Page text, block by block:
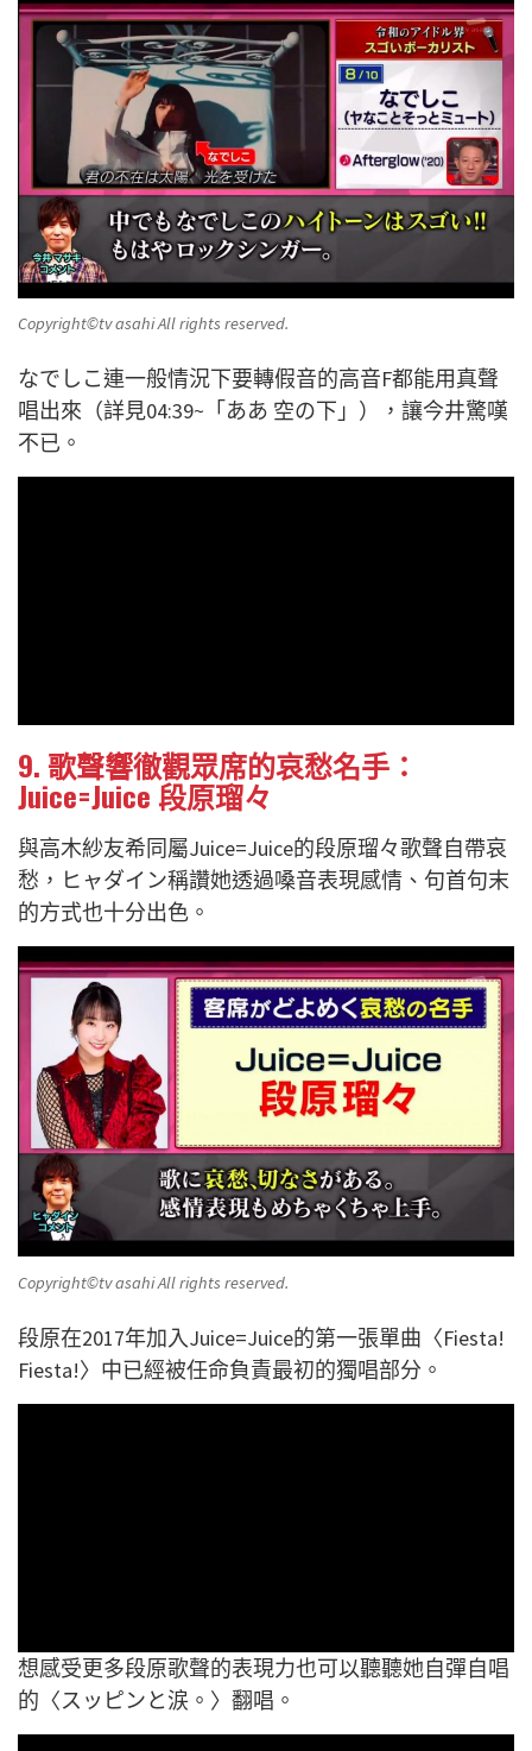
Copyright©️tv asahi All rights reserved.
なでしこ連一般情況下要轉假音的高音F都能用真聲
唱出來（詳見04:39~「ああ 空の下」），讓今井驚嘆
不已。
9. 歌聲響徹觀眾席的哀愁名手：
Juice=Juice 段原瑠々
與高木紗友希同屬Juice=Juice的段原瑠々歌聲自帶哀
愁，ヒャダイン稱讚她透過嗓音表現感情、句首句末
的方式也十分出色。
Copyright©️tv asahi All rights reserved.
段原在2017年加入Juice=Juice的第一張單曲〈Fiesta!
Fiesta!〉中已經被任命負責最初的獨唱部分。
想感受更多段原歌聲的表現力也可以聽聽她自彈自唱
的〈スッピンと涙。〉翻唱。